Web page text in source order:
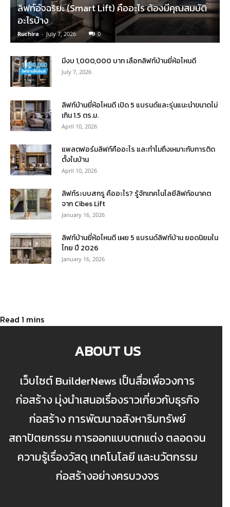
ลิฟท์อัจฉริยะ (Smart Lift) คืออะไร ต้องมีคุณสมบัติ
อะไรบ้าง
Ruchira - July 7, 2026 0
มีงบ 1,000,000 บาท เลือกลิฟท์บ้านยี่ห้อไหนดี
July 7, 2026
ลิฟท์บ้านยี่ห้อไหนดี เปิด 5 แบรนด์และรุ่นแนะนำขนาดไม่
เกิน 1.5 ตร.ม.
April 10, 2026
แพลตฟอร์มลิฟท์คืออะไร และทำไมถึงเหมาะกับการติด
ตั้งในบ้าน
April 10, 2026
ลิฟท์ระบบสกรู คืออะไร? รู้จักเทคโนโลยีลิฟท์อนาคต
จาก Cibes Lift
January 16, 2026
ลิฟท์บ้านยี่ห้อไหนดี เผย 5 แบรนด์ลิฟท์บ้าน ยอดนิยมใน
ไทย ปี 2026
January 16, 2026
ABOUT US
เว็บไซต์ BuilderNews เป็นสื่อเพื่อวงการ
ก่อสร้าง มุ่งนำเสนอเรื่องราวเกี่ยวกับธุรกิจ
ก่อสร้าง การพัฒนาอสังหาริมทรัพย์
สถาปัตยกรรม การออกแบบตกแต่ง ตลอดจน
ความรู้เรื่องวัสดุ เทคโนโลยี และนวัตกรรม
ก่อสร้างอย่างครบวงจร